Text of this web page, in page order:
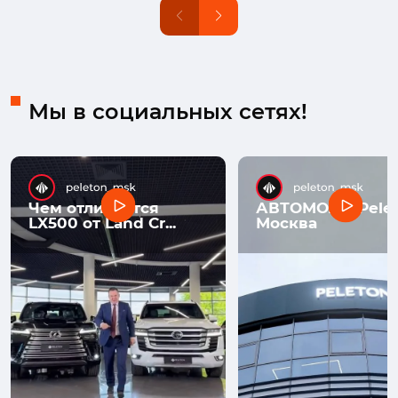
Мы в социальных сетях!
Чем отличается
LX500 от Land Cr...
АВТОМОЛЛ
Москва